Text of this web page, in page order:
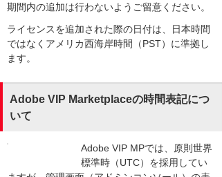
期間内の追加は行わないようご留意ください。
ライセンスを追加された際の日付は、日本時間
ではなくアメリカ西海岸時間（PST）に準拠し
ます。
Adobe VIP Marketplaceの時間表記につ
いて
Adobe VIP MPでは、原則世界
標準時（UTC）を採用してい